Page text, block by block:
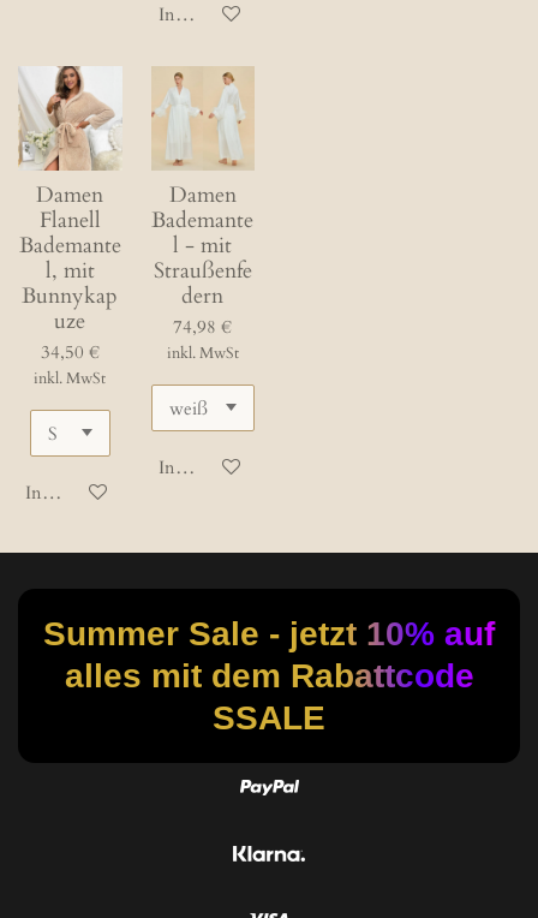
In den Warenkorb
Damen
Flanell
Bademante
l, mit
Bunnykap
uze
34,50 €
inkl. MwSt
In den Warenkorb
Damen
Bademante
l - mit
Straußenfe
dern
74,98 €
inkl. MwSt
In den Warenkorb
Summer Sale - jetzt 10% auf
alles mit dem Rabattcode
SSALE